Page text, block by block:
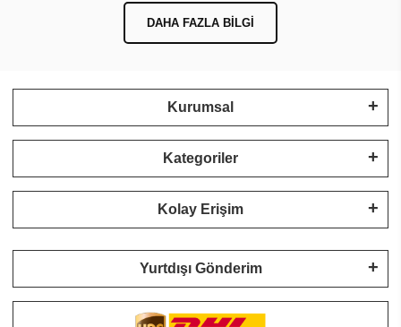
DAHA FAZLA BILGI
Kurumsal
Kategoriler
Kolay Erişim
Yurtdışı Gönderim